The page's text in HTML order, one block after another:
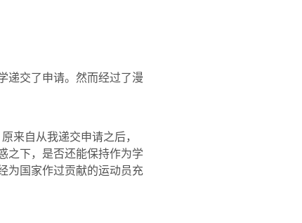
递交了申请。然而经过了漫
来自从我递交申请之后，
之下，是否还能保持作为学
为国家作过贡献的运动员充